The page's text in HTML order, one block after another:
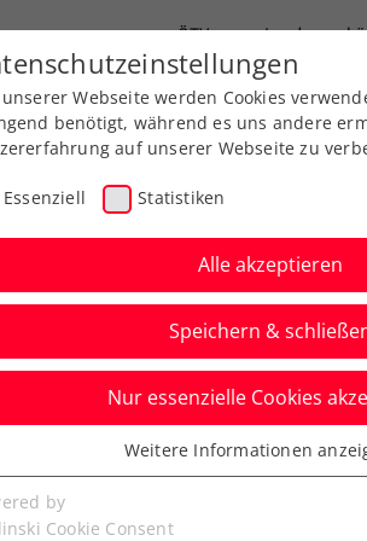
ÖTV
Ausbildungen Services
Open:
Webseite werden Cookies
benötigt, während es uns andere
auf unserer Webseite zu
Essenziell Statistiken
Alle akzeptieren
Speichern &
Nur essenzielle Cookies
Cookies werden für grundlegende
benötigt. Dadurch ist gewährleistet,
Weitere Informationen
by
Cookie Consent